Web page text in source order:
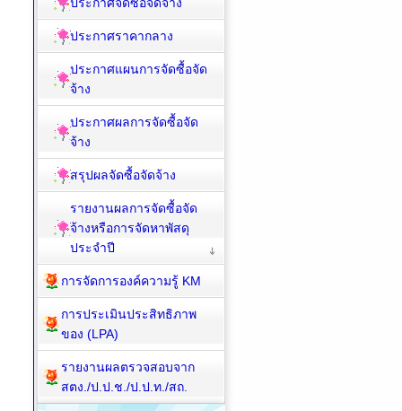
ประกาศราคากลาง
ประกาศแผนการจัดซื้อจัด
จ้าง
ประกาศผลการจัดซื้อจัด
จ้าง
สรุปผลจัดซื้อจัดจ้าง
รายงานผลการจัดซื้อจัด
จ้างหรือการจัดหาพัสดุ
ประจำปี
การจัดการองค์ความรู้ KM
การประเมินประสิทธิภาพ
ของ (LPA)
รายงานผลตรวจสอบจาก
สตง./ป.ป.ช./ป.ป.ท./สถ.